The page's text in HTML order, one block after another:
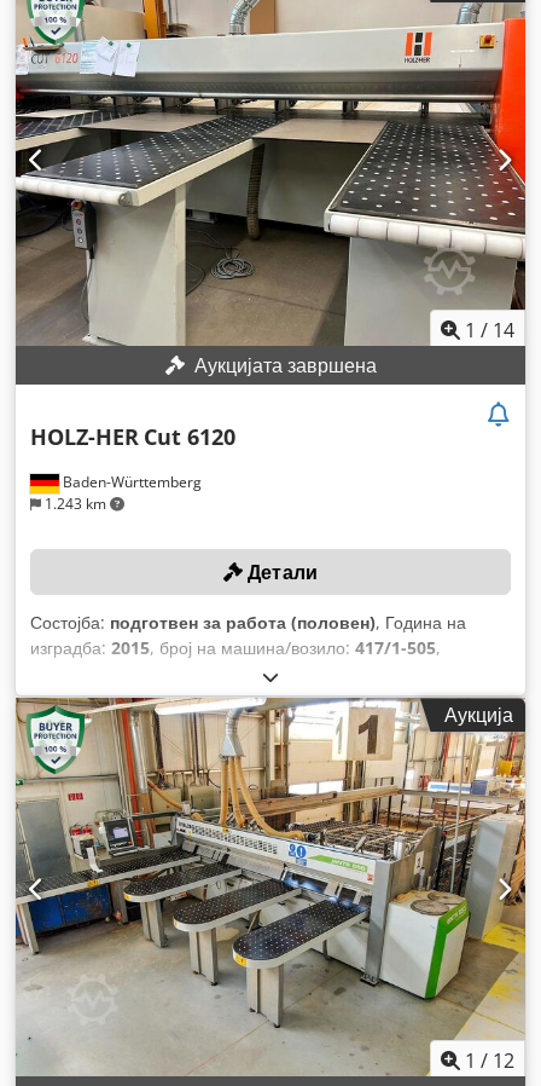
1 / 14
Аукцијата завршена
Baden-Württemberg
1.243 km
HOLZ-HER Cut 6120
Детали
Состојба: подготвен за работа (половен), Година на
изградба: 2015, број на машина/возило: 417/1-505,
целосно функционален
часови:29.856 h, максимална висина на сечење:80 мм,
максимална ширина на сечење:3.100 мм, дијаметар на
сечилото на пила:350 мм, максимална должина на
сечење:4.200 мм, Опрема:дозатор,
Аукција
1 / 12